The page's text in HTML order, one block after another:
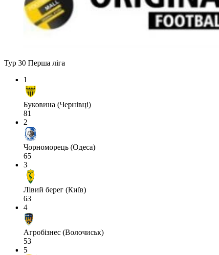
Тур 30 Перша ліга
1
Буковина (Чернівці)
81
2
Чорноморець (Одеса)
65
3
Лівий берег (Київ)
63
4
Агробізнес (Волочиськ)
53
5